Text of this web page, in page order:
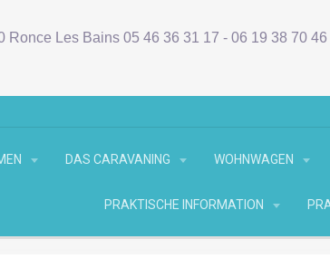
Ronce Les Bains 05 46 36 31 17 - 06 19 38 70 46
DAS CARAVANING WOHNWAGEN
PRAKTISCHE INFORMATION